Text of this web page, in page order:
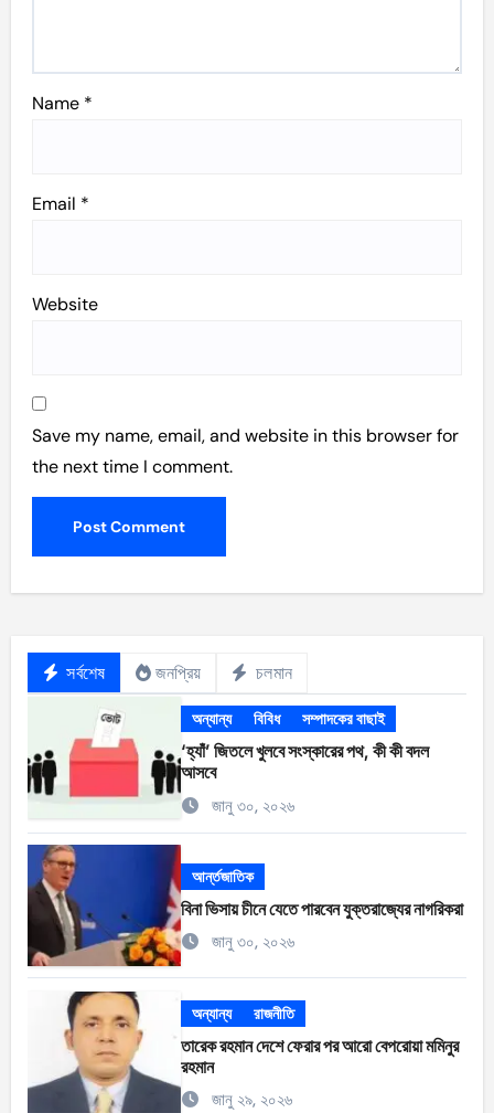
Name *
Email *
Website
Save my name, email, and website in this browser for
the next time I comment.
সর্বশেষ জনপ্রিয় চলমান
অন্যান্য বিবিধ সম্পাদকের বাছাই
‘হ্যাঁ’ জিতলে খুলবে সংস্কারের পথ, কী কী বদল
আসবে
জানু ৩০, ২০২৬
আর্ন্তজাতিক
বিনা ভিসায় চীনে যেতে পারবেন যুক্তরাজ্যের নাগরিকরা
জানু ৩০, ২০২৬
অন্যান্য রাজনীতি
তারেক রহমান দেশে ফেরার পর আরো বেপরোয়া মমিনুর
রহমান
জানু ২৯, ২০২৬